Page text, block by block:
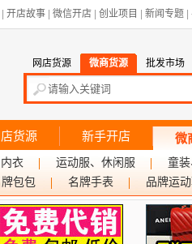
开店故事 微信开店 创业项目 新闻专题
网店货源 微商货源 批发市场
店货源 新手开店 微
衣 运动服、休闲服
童
包包 名牌手表 品牌运